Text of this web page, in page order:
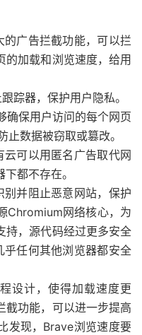
广告拦截功能，可以拦
的加载和浏览速度，给用
踪器，保护用户隐私。
确保用户访问的每个网页
数据被窃取或篡改。
可以用匿名广告取代网
都不存在。
并阻止恶意网站，保护
Chromium网络核心，为
持，源代码经过更多安全
任何其他浏览器都安全
设计，使得加载速度更
截功能，可以进一步提高
发现，Brave浏览速度要